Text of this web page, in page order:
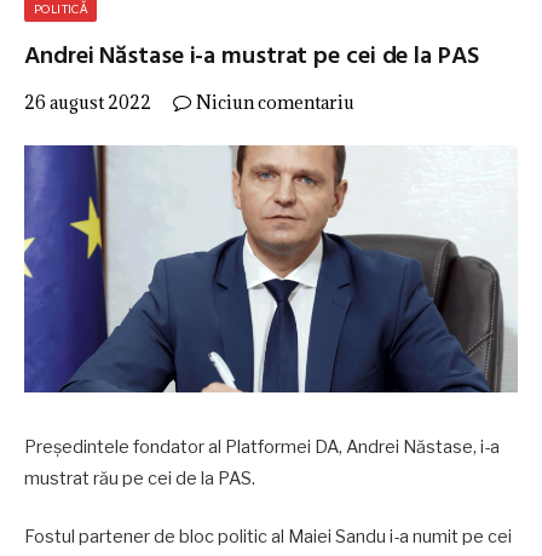
POLITICĂ
Andrei Năstase i-a mustrat pe cei de la PAS
26 august 2022 Niciun comentariu
Preşedintele fondator al Platformei DA, Andrei Năstase, i-a
mustrat rău pe cei de la PAS.
Fostul partener de bloc politic al Maiei Sandu i-a numit pe cei